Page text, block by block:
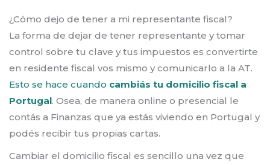
¿Cómo dejo de tener a mi representante fiscal?
La forma de dejar de tener representante y tomar
control sobre tu clave y tus impuestos es convertirte
en residente fiscal vos mismo y comunicarlo a la AT.
Esto se hace cuando cambiás tu domicilio fiscal a
Portugal. Osea, de manera online o presencial le
contás a Finanzas que ya estás viviendo en Portugal y
podés recibir tus propias cartas.
Cambiar el domicilio fiscal es sencillo una vez que